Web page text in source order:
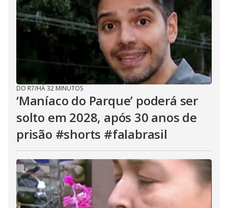
DO R7/HÁ 32 MINUTOS
‘Maníaco do Parque’ poderá ser
solto em 2028, após 30 anos de
prisão #shorts #falabrasil